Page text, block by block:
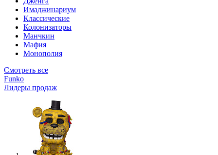
Имаджинариум
Классические
Колонизаторы
Манчкин
Мафия
Монополия
Смотреть все
Funko
Лидеры продаж